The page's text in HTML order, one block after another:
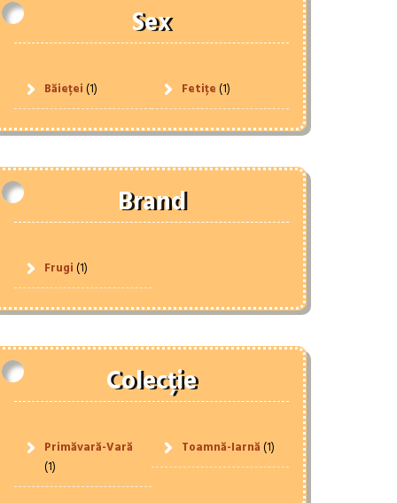
Sex
Băieței(1) Fetițe(1)
Brand
Frugi(1)
Colecție
Primăvară-Vară
(1)
Toamnă-Iarnă(1)